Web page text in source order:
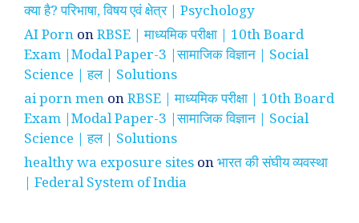
क्या है? परिभाषा, विषय एवं क्षेत्र | Psychology
AI Porn onRBSE | माध्यमिक परीक्षा | 10th Board
Exam |Modal Paper-3 |सामाजिक विज्ञान | Social
Science | हल | Solutions
ai porn men onRBSE | माध्यमिक परीक्षा | 10th Board
Exam |Modal Paper-3 |सामाजिक विज्ञान | Social
Science | हल | Solutions
healthy wa exposure sites onभारत की संघीय व्यवस्था
| Federal System of India